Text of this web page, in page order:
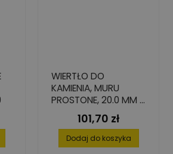
WIERTŁO DO
KAMIENIA, MURU
PROSTONE, 20.0 MM X
500 MM X 600 MM
Cena
101,70 zł
Dodaj do koszyka